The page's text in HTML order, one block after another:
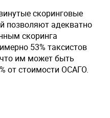
скоринговые
позволяют адекватно
скоринга
53% таксистов
им может быть
от стоимости ОСАГО.